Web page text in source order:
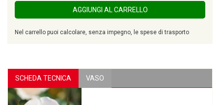
AGGIUNGI AL CARRELLO
Nel carrello puoi calcolare, senza impegno, le spese di trasporto
SCHEDA TECNICA VASO